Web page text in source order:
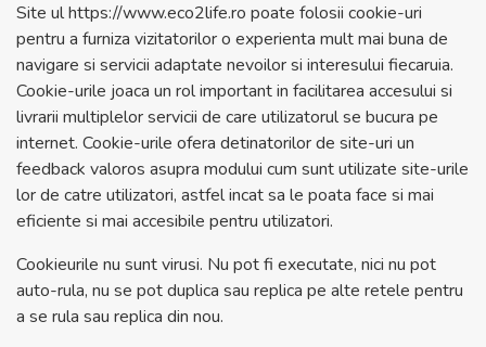
Site ulhttps://www.eco2life.ro poate folosii cookie-uri
pentru a furniza vizitatorilor o experienta mult mai buna de
navigare si servicii adaptate nevoilor si interesului fiecaruia.
Cookie-urile joaca un rol important in facilitarea accesului si
livrarii multiplelor servicii de care utilizatorul se bucura pe
internet. Cookie-urile ofera detinatorilor de site-uri un
feedback valoros asupra modului cum sunt utilizate site-urile
lor de catre utilizatori, astfel incat sa le poata face si mai
eficiente si mai accesibile pentru utilizatori.
Cookieurile nu sunt virusi. Nu pot fi executate, nici nu pot
auto-rula, nu se pot duplica sau replica pe alte retele pentru
a se rula sau replica din nou.